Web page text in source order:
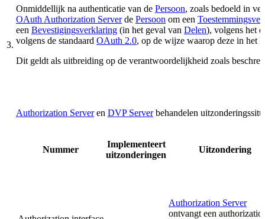
3.
Onmiddellijk na authenticatie van de Persoon, zoals bedoeld in
OAuth Authorization Serverde Persoon om een
een Bevestigingsverklaring (in het geval van Delen), volgens het
volgens de standaard OAuth 2.0, op de wijze waarop deze in het
Dit geldt als uitbreiding op de verantwoordelijkheid zoals
Authorization Serveren DVP Serverbehandelen
Nummer
Implementeert
uitzonderingen
Uitzondering
Authorization Server
ontvangt een